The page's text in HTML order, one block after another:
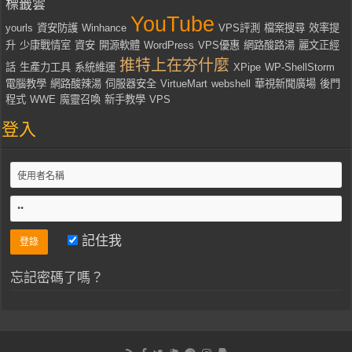
標籤雲
yourls 資安防護 Winhance YouTube VPS評測 檔案搜尋 效率提
升 少康戰情室 資安 開源軟體 WordPress VPS優惠 網路酸路湯 麗文正經
話 生產力工具 系統維運 推特上在夯什麼 XPipe WP-ShellStorm
電腦教學 網路酸辣湯 伺服器安全 VirtueMart webshell 華視新聞廣場 後門
程式 WWE 魔靈召喚 新手教學 VPS
登入
記住我
忘記密碼了嗎？